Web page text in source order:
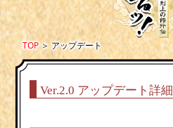
TOP＞アップデート
Ver.2.0 アップデート詳細